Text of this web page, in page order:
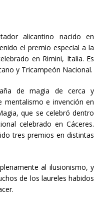
alicantino nacido en
el premio especial a la
en Rimini, Italia. Es
y Tricampeón Nacional.
de magia de cerca y
mentalismo e invención en
que se celebró dentro
celebrado en Cáceres.
tres premios en distintas
al ilusionismo, y
de los laureles habidos